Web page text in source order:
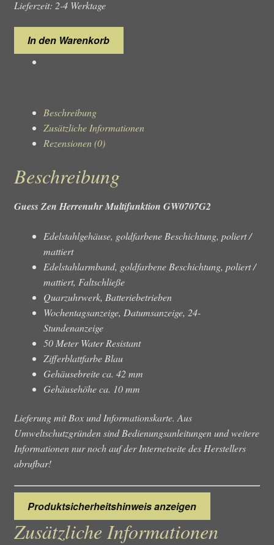
Lieferzeit: 2-4 Werktage
Guess
GW0707G2
In den Warenkorb
Beschreibung
Zusätzliche Informationen
Rezensionen (0)
Beschreibung
Guess Zen Herrenuhr Multifunktion GW0707G2
Edelstahlgehäuse, goldfarbene Beschichtung, poliert /
mattiert
Edelstahlarmband, goldfarbene Beschichtung, poliert /
mattiert, Faltschließe
Quarzuhrwerk, Batteriebetrieben
Wochentagsanzeige, Datumsanzeige, 24-
Stundenanzeige
50 Meter Water Resistant
Zifferblattfarbe Blau
Gehäusebreite ca. 42 mm
Gehäusehöhe ca. 10 mm
Lieferung mit Box und Informationskarte. Aus
Umweltschutzgründen sind Bedienungsanleitungen und weitere
Informationen nur noch auf der Internetseite des Herstellers
abrufbar!
Produktsicherheitshinweis anzeigen
Zusätzliche Informationen